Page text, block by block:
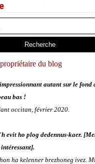
du blog
autant sur le fond
bas !
occitan, février 2020.
evit ho plog dedennus-kaer.
ha kelenner brezhoneg ivez.